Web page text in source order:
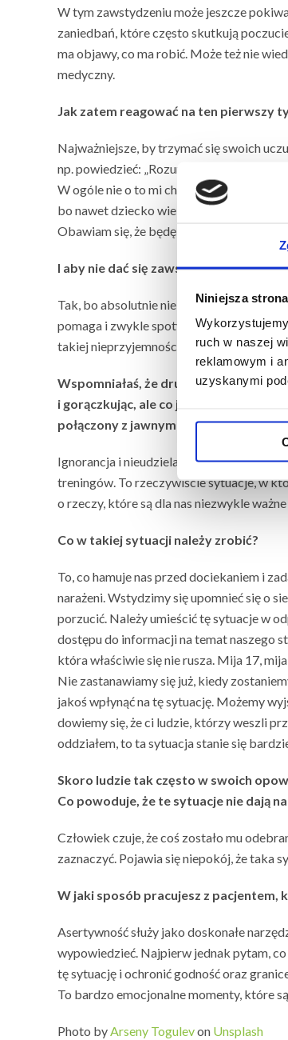
Niniejsza
ruch w naszej
reklamowym i
uzyskanymi
W tym zawstydzeniu może jeszcze
zaniedbań, które często skutkują
ma objawy, co ma robić. Może też nie
medyczny.
Jak zatem reagować na ten pierwszy
Najważniejsze, by trzymać się swoich
np. powiedzieć: „Rozumiem, że dla pani
W ogóle nie o to mi chodziło, już pani
bo nawet dziecko wie, że…”). W takich
Obawiam się, że będę musiała złożyć
I aby nie dać się zawstydzić.
Tak, bo absolutnie nie ma się czego
pomaga i zwykle spotykam się z dużą
takiej nieprzyjemności powiedzieć:
Wspomniałaś, że drugi typ sytuacji to
i gorączkując, ale co jej było? Nie
połączony z jawnym obrażaniem, czy
Ignorancja i nieudzielanie informacji
treningów. To rzeczywiście sytuacje, w
o rzeczy, które są dla nas niezwykle
Co w takiej sytuacji należy zrobić?
To, co hamuje nas przed dociekaniem i
narażeni. Wstydzimy się upomnieć się o
porzucić. Należy umieścić tę sytuacje w
dostępu do informacji na temat naszego
która właściwie się nie rusza. Mija 17,
Nie zastanawiamy się już, kiedy
jakoś wpłynąć na tę sytuację. Możemy
dowiemy się, że ci ludzie, którzy weszli
oddziałem, to ta sytuacja stanie się
Skoro ludzie tak często w swoich
Co powoduje, że te sytuacje nie dają
Człowiek czuje, że coś zostało mu
zaznaczyć. Pojawia się niepokój, że taka
W jaki sposób pracujesz z pacjentem,
Asertywność służy jako doskonałe
wypowiedzieć. Najpierw jednak pytam,
tę sytuację i ochronić godność oraz
To bardzo emocjonalne momenty, które
Photo byArseny Togulevon Unsplash